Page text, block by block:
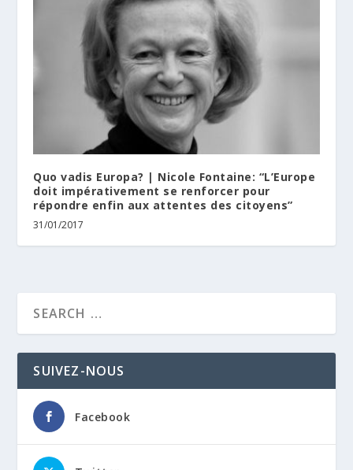
Quo vadis Europa? | Nicole Fontaine: “L’Europe
doit impérativement se renforcer pour
répondre enfin aux attentes des citoyens”
31/01/2017
SUIVEZ-NOUS
Facebook